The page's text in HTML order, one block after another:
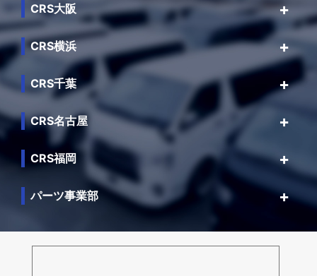
CRS大阪
CRS横浜
CRS千葉
CRS名古屋
CRS福岡
パーツ事業部